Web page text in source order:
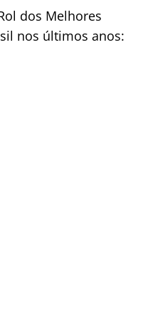
dos Melhores
nos últimos anos: